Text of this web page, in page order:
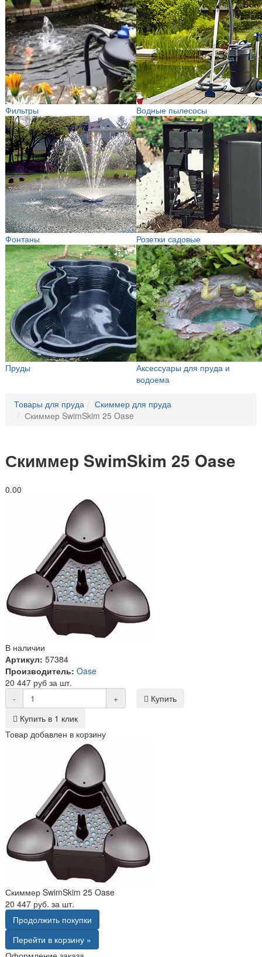
Фильтры Водные пылесосы
Фонтаны Розетки садовые
Пруды
Аксессуары для пруда и
водоема
Товары для пруда
Скиммер для пруда
Скиммер SwimSkim 25 Oase
Скиммер SwimSkim 25 Oase
0.00
В наличии
Артикул: 57384
Производитель: Oase
20 447 руб за шт.
-
+
Купить
Купить в 1 клик
Товар добавлен в корзину
Скиммер SwimSkim 25 Oase
20 447 руб. за шт.
Продолжить покупки
Перейти в корзину »